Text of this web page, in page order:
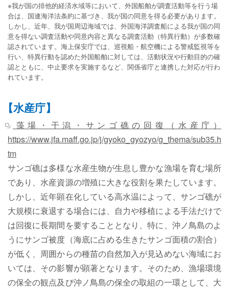
※我が国の排他的経済水域等において、外国船舶が調査活動等を行う場
合は、国連海洋法条約に基づき、我が国の同意を得る必要があります。
しかし、近年、我が国周辺海域では、外国海洋調査船による我が国の同
意を得ない調査活動や同意内容と異なる調査活動（特異行動）が多数確
認されています。海上保安庁では、巡視船・航空機による警戒監視等を
行い、特異行動を認めた外国船舶に対しては、活動状況や行動目的の確
認とともに、中止要求を実施するなど、関係省庁と連携した対応が行わ
れています。
【水産庁】
藻場・干潟・サンゴ礁の回復（水産庁）
https://www.jfa.maff.go.jp/j/gyoko_gyozyo/g_thema/sub35.h
tm
サンゴ礁は多様な水産生物が生息し豊かな漁場を育む場所
であり、水産資源の増殖に大きな役割を果たしています。
しかし、近年顕在化している高水温によって、サンゴ礁が
大規模に衰退する場合には、自力や移植による手法だけで
は回復に長期間を要することとなり、特に、沖ノ鳥島のよ
うにサンゴ被度（海底に占める生きたサンゴ面積の割合）
が低く、周囲からの種苗の自然加入が見込めない海域にお
いては、その影響が顕著となります。そのため、漁場環境
の保全の観点及び沖ノ鳥島の保全の取組の一環として、大